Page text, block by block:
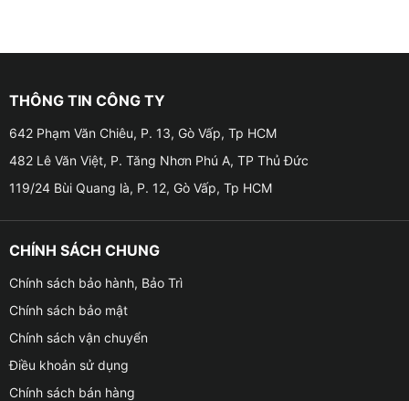
THÔNG TIN CÔNG TY
642 Phạm Văn Chiêu, P. 13, Gò Vấp, Tp HCM
482 Lê Văn Việt, P. Tăng Nhơn Phú A, TP Thủ Đức
119/24 Bùi Quang là, P. 12, Gò Vấp, Tp HCM
CHÍNH SÁCH CHUNG
Chính sách bảo hành, Bảo Trì
Chính sách bảo mật
Chính sách vận chuyển
Điều khoản sử dụng
Chính sách bán hàng